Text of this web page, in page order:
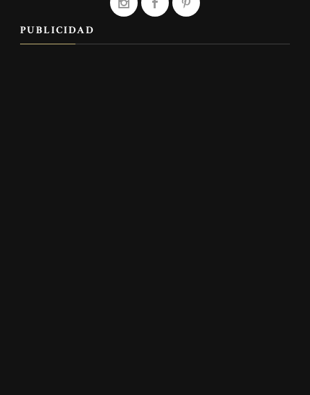
PUBLICIDAD